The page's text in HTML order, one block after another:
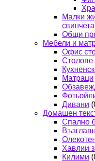
Малки
свинчета
Общи
Мебели и
Офис
Столове
Матраци
Дивани
Домашен
Спално
Хавлии
Килими